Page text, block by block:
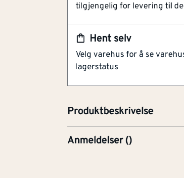
Hent selv
Velg varehus for å se
lagerstatus
tilgjengelig for levering til
Produktbeskrivelse
Bredde 32 mm
32 mm bredt Starlock
tre, metall, plast og laminat.
levetid. Blad av Bi-metall har
Anmeldelser()